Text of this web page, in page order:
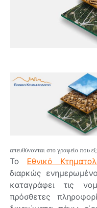
απευθύνονται στο γραφείο που
Το Εθνικό
διαρκώς
καταγράφει τις
πρόσθετες